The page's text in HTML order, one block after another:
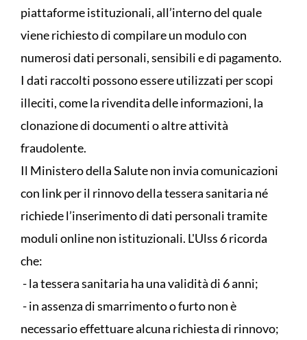
piattaforme istituzionali, all’interno del quale
viene richiesto di compilare un modulo con
numerosi dati personali, sensibili e di pagamento.
I dati raccolti possono essere utilizzati per scopi
illeciti, come la rivendita delle informazioni, la
clonazione di documenti o altre attività
fraudolente.
Il Ministero della Salute non invia comunicazioni
con link per il rinnovo della tessera sanitaria né
richiede l’inserimento di dati personali tramite
moduli online non istituzionali. L'Ulss 6 ricorda
che:
- la tessera sanitaria ha una validità di 6 anni;
- in assenza di smarrimento o furto non è
necessario effettuare alcuna richiesta di rinnovo;